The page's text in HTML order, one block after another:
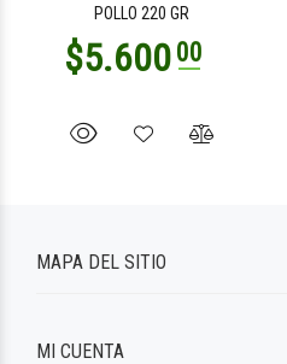
POLLO 220 GR
MAPA DEL SITIO
MI CUENTA